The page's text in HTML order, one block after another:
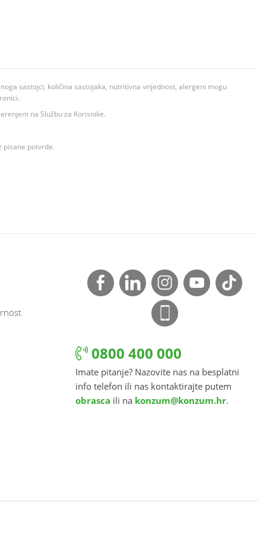
sastojci, količina sastojaka, nutritivna vrijednost, alergeni mogu
na Službu za Korisnike.
pisane potvrde.
0800 400 000
Imate pitanje? Nazovite nas na besplatni
info telefon ili nas kontaktirajte putem
obrasca ili na konzum@konzum.hr.